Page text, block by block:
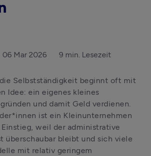
06 Mar 2026 9 min. Lesezeit
Selbstständigkeit beginnt oft mit
Idee: ein eigenes kleines
und damit Geld verdienen.
ist ein Kleinunternehmen
weil der administrative
überschaubar bleibt und sich viele
mit relativ geringem